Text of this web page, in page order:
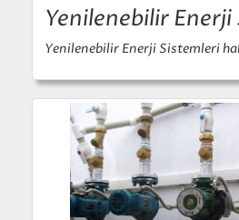
Yenilenebilir
Yenilenebilir Enerji Sistemleri